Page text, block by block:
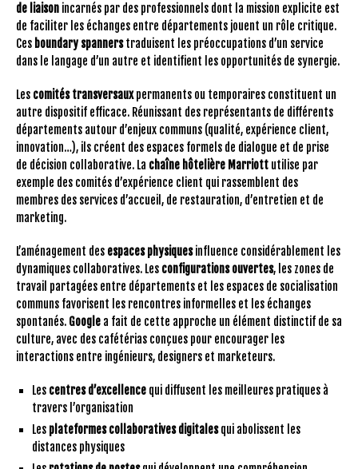
de liaison incarnés par des professionnels dont la mission explicite est
de faciliter les échanges entre départements jouent un rôle critique.
Ces boundary spannerstraduisent les préoccupations d’un service
dans le langage d’un autre et identifient les opportunités de synergie.
Les comités transversauxpermanents ou temporaires constituent un
autre dispositif efficace. Réunissant des représentants de différents
départements autour d’enjeux communs (qualité, expérience client,
innovation…), ils créent des espaces formels de dialogue et de prise
de décision collaborative. La chaîne hôtelière Marriott utilise par
exemple des comités d’expérience client qui rassemblent des
membres des services d’accueil, de restauration, d’entretien et de
marketing.
L’aménagement des espaces physiquesinfluence considérablement les
dynamiques collaboratives. Les configurations ouvertes, les zones de
travail partagées entre départements et les espaces de socialisation
communs favorisent les rencontres informelles et les échanges
spontanés. Google a fait de cette approche un élément distinctif de sa
culture, avec des cafétérias conçues pour encourager les
interactions entre ingénieurs, designers et marketeurs.
Les centres d’excellence qui diffusent les meilleures pratiques à
travers l’organisation
Les plateformes collaboratives digitalesqui abolissent les
distances physiques